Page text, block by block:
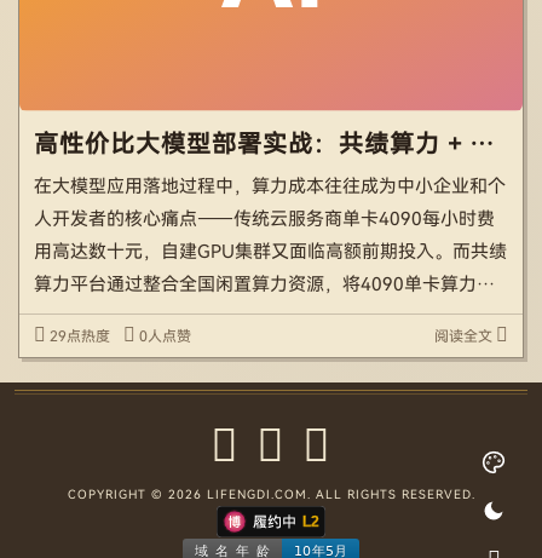
高性价比大模型部署实战：共绩算力 + QWEN-2.5-7B 从入门到生产全指南
在大模型应用落地过程中，算力成本往往成为中小企业和个
人开发者的核心痛点——传统云服务商单卡4090每小时费
用高达数十元，自建GPU集群又面临高额前期投入。而共绩
算力平台通过整合全国闲置算力资源，将4090单卡算力价
格压至1.68元/小时，为大模型部署提供了高性价比选择。
本文将以通义千问2.5-7B-Instruct模 […]
29点热度 0人点赞 阅读全文
COPYRIGHT © 2026 LIFENGDI.COM. ALL RIGHTS RESERVED.